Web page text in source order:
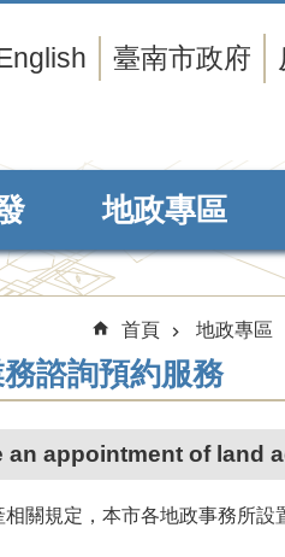
臺南市政府
地政專區
首頁
地政專區
諮詢預約服務
an appointment of
關規定，本市各地政事務所設